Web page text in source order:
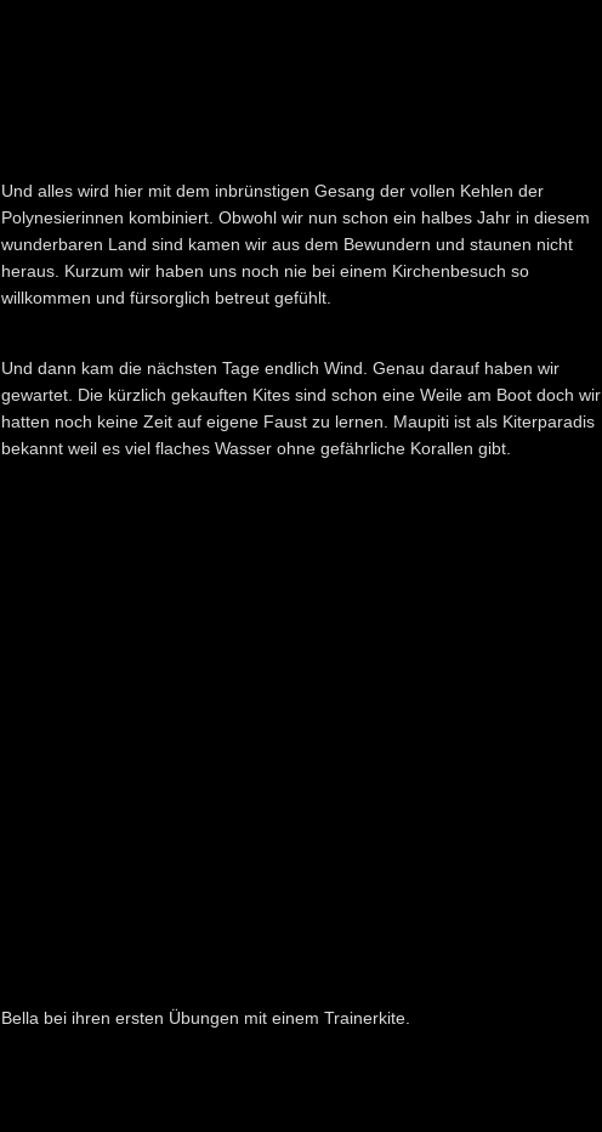
Und alles wird hier mit dem inbrünstigen Gesang der vollen Kehlen der
Polynesierinnen kombiniert. Obwohl wir nun schon ein halbes Jahr in diesem
wunderbaren Land sind kamen wir aus dem Bewundern und staunen nicht
heraus. Kurzum wir haben uns noch nie bei einem Kirchenbesuch so
willkommen und fürsorglich betreut gefühlt.
Und dann kam die nächsten Tage endlich Wind. Genau darauf haben wir
gewartet. Die kürzlich gekauften Kites sind schon eine Weile am Boot doch wir
hatten noch keine Zeit auf eigene Faust zu lernen. Maupiti ist als Kiterparadis
bekannt weil es viel flaches Wasser ohne gefährliche Korallen gibt.
Bella bei ihren ersten Übungen mit einem Trainerkite.